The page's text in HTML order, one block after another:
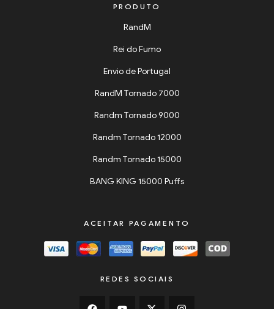
PRODUTO
RandM
Rei do Fumo
Envio de Portugal
RandM Tornado 7000
Randm Tornado 9000
Randm Tornado 12000
Randm Tornado 15000
BANG KING 15000 Puffs
ACEITAR PAGAMENTO
REDES SOCIAIS